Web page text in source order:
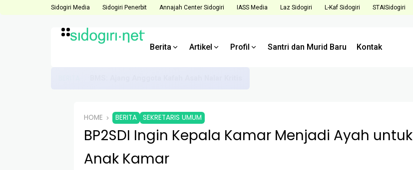
Sidogiri Media Sidogiri Penerbit Annajah Center Sidogiri IASS Media Laz Sidogiri L-Kaf Sidogiri STAISidogiri
Berita Artikel Profil Santri dan Murid Baru Kontak
HOME BERITA SEKRETARIS UMUM
BP2SDI Ingin Kepala Kamar Menjadi Ayah untuk
Anak Kamar